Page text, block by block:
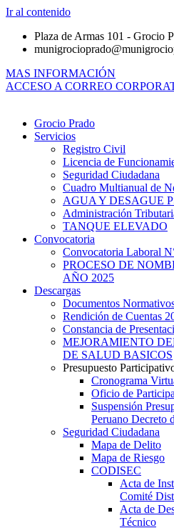
Ir al contenido
Plaza de Armas 101 - Grocio
MAS INFORMACIÓN
ACCESO A CORREO
Grocio Prado
Servicios
Registro Civil
Licencia de
Seguridad Ciudadana
Cuadro Multianual de
AGUA Y DESAGUE
Administración
TANQUE ELEVADO
Convocatoria
Convocatoria Laboral
PROCESO DE
AÑO 2025
Descargas
Documentos
Rendición de Cuentas
Constancia de
MEJORAMIENTO
DE SALUD BASICOS
Presupuesto
Cronograma
Oficio de
Suspensión
Peruano Decreto
Seguridad Ciudadana
Mapa de Delito
Mapa de Riesgo
CODISEC
Acta de
Comité
Acta de
Técnico